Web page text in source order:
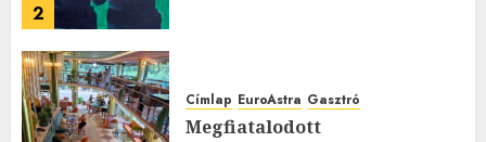
2
Címlap EuroAstra Gasztró
Megfiatalodott